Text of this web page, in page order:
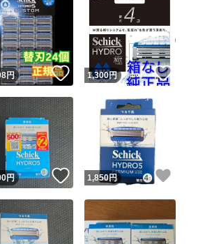
実績◯+ このユーザーはYahoo!フリマ
リマ実績◯+ このユーザーは他フリマサービ
&安心発送
ジは実績に基づく表示であり、発送を保証している
ード＆安心発送
このユーザーは高頻度で24時
ド発送 このユーザーは高頻度で24時間
コピーは 1商品につき1回 です
出品ページへ
キャンセル
円 いいね！
1,300円
！
円 いいね！
1,850円